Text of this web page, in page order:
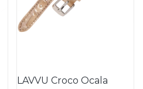
LAVVU Croco Ocala